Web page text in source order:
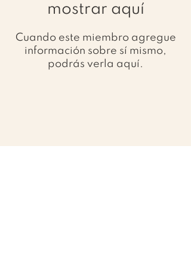
mostrar aquí
Cuando este miembro agregue
información sobre sí mismo,
podrás verla aquí.